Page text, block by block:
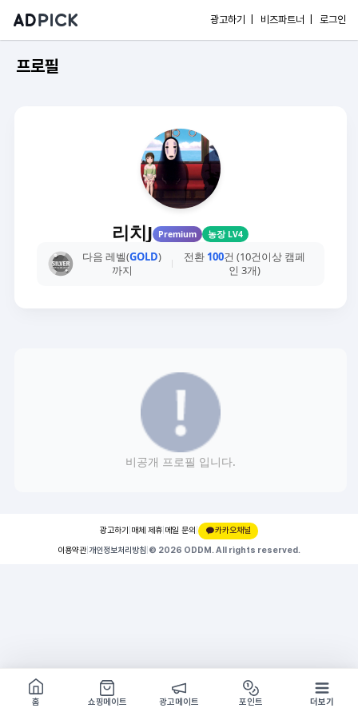
광고하기 | 비즈파트너 | 로그인
프로필
리치J Premium 농장 LV4
다음 레벨(GOLD)
까지
전환 100건 (10건이상 캠페
인 3개)
비공개 프로필 입니다.
광고하기 매체 제휴 메일 문의 |
카카오채널
이용약관 개인정보처리방침 © 2026 ODDM. All rights reserved.
쇼핑몰 구경하기
방문시 1G
홈
쇼핑메이트 광고메이트 포인트 더보기